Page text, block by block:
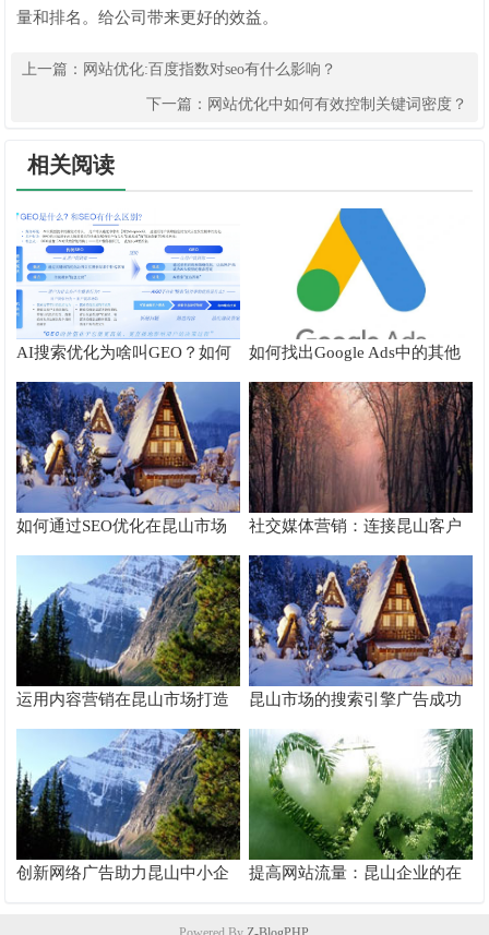
量和排名。给公司带来更好的效益。
上一篇： 网站优化:百度指数对seo有什么影响？
下一篇： 网站优化中如何有效控制关键词密度？
相关阅读
AI搜索优化为啥叫GEO？如何
在AI搜索中获得排名？
如何找出Google Ads中的其他
搜索字词
如何通过SEO优化在昆山市场
脱颖而出
社交媒体营销：连接昆山客户
的桥梁
运用内容营销在昆山市场打造
品牌影响力
昆山市场的搜索引擎广告成功
案例分析
创新网络广告助力昆山中小企
提高网站流量：昆山企业的在